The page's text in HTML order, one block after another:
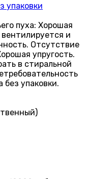
упаковки
пуха: Хорошая
и
Отсутствие
упругость.
в стиральной
без упаковки.